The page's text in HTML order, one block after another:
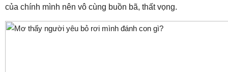
của chính mình nên vô cùng buồn bã, thất vọng.